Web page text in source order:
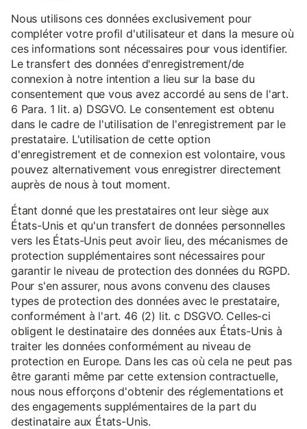
Nous utilisons ces données exclusivement pour
compléter votre profil d'utilisateur et dans la mesure où
ces informations sont nécessaires pour vous identifier.
Le transfert des données d'enregistrement/de
connexion à notre intention a lieu sur la base du
consentement que vous avez accordé au sens de l'art.
6 Para. 1 lit. a) DSGVO. Le consentement est obtenu
dans le cadre de l'utilisation de l'enregistrement par le
prestataire. L'utilisation de cette option
d'enregistrement et de connexion est volontaire, vous
pouvez alternativement vous enregistrer directement
auprès de nous à tout moment.
Étant donné que les prestataires ont leur siège aux
États-Unis et qu'un transfert de données personnelles
vers les États-Unis peut avoir lieu, des mécanismes de
protection supplémentaires sont nécessaires pour
garantir le niveau de protection des données du RGPD.
Pour s'en assurer, nous avons convenu des clauses
types de protection des données avec le prestataire,
conformément à l'art. 46 (2) lit. c DSGVO. Celles-ci
obligent le destinataire des données aux États-Unis à
traiter les données conformément au niveau de
protection en Europe. Dans les cas où cela ne peut pas
être garanti même par cette extension contractuelle,
nous nous efforçons d'obtenir des réglementations et
des engagements supplémentaires de la part du
destinataire aux États-Unis.